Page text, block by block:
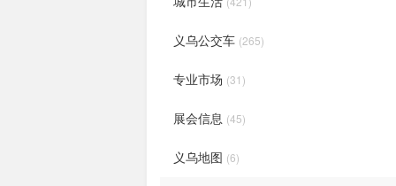
义乌公交车 (265)
专业市场 (31)
展会信息 (45)
义乌地图 (6)